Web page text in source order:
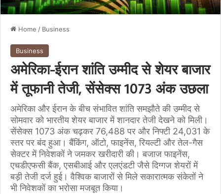
Home / Business
Business
अमेरिका-ईरान शांति उम्मीद से शेयर बाजार
में तूफानी तेजी, सेंसेक्स 1073 अंक उछला
अमेरिका और ईरान के बीच संभावित शांति समझौते की उम्मीद से
सोमवार को भारतीय शेयर बाजार में शानदार तेजी देखने को मिली।
सेंसेक्स 1073 अंक चढ़कर 76,488 पर और निफ्टी 24,031 के
स्तर पर बंद हुआ। बैंकिंग, ऑटो, फाइनेंस, रियल्टी और तेल-गैस
सेक्टर में निवेशकों ने जमकर खरीदारी की। बजाज फाइनेंस,
एचडीएफसी बैंक, एसबीआई और एलएंडटी जैसे दिग्गज शेयरों में
बड़ी तेजी दर्ज हुई। वैश्विक बाजारों से मिले सकारात्मक संकेतों ने
भी निवेशकों का भरोसा मजबूत किया।